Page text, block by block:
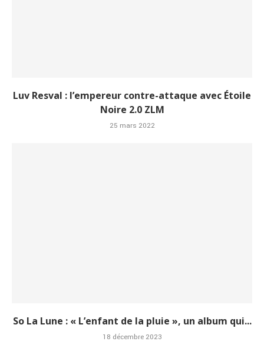
Luv Resval : l’empereur contre-attaque avec Étoile
Noire 2.0 ZLM
25 mars 2022
So La Lune : « L’enfant de la pluie », un album qui...
18 décembre 2023